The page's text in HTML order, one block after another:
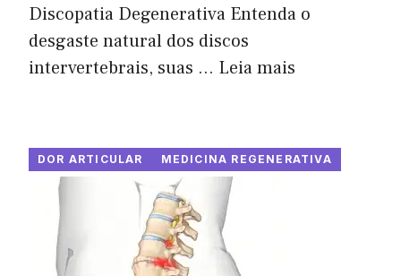
Discopatia Degenerativa Entenda o
desgaste natural dos discos
intervertebrais, suas ... Leia mais
DOR ARTICULAR MEDICINA REGENERATIVA